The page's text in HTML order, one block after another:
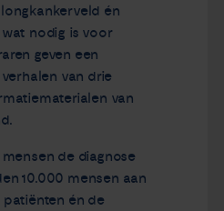
én
nodig is voor
geven een
van drie
van
de diagnose
10.000 mensen aan
én de